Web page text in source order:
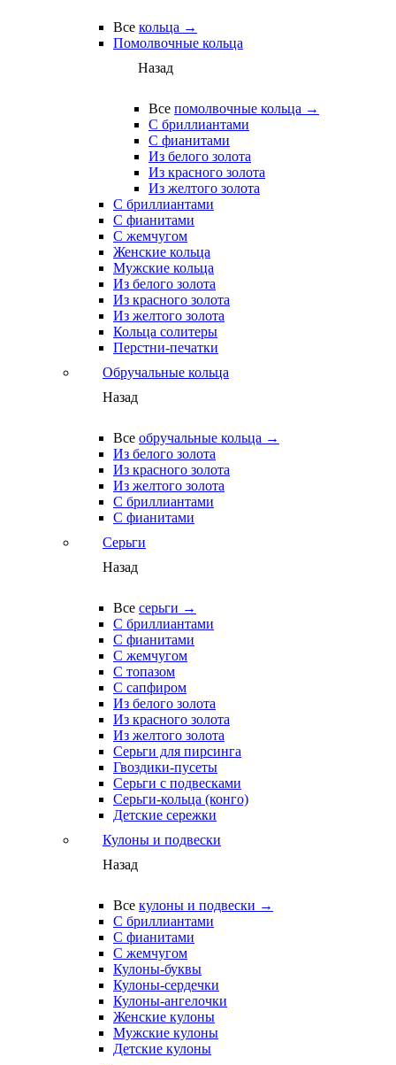
Все кольца →
Помолвочные кольца
Назад
Все помолвочные кольца →
С бриллиантами
С фианитами
Из белого золота
Из красного золота
Из желтого золота
С бриллиантами
С фианитами
С жемчугом
Женские кольца
Мужские кольца
Из белого золота
Из красного золота
Из желтого золота
Кольца солитеры
Перстни-печатки
Обручальные кольца
Назад
Все обручальные кольца →
Из белого золота
Из красного золота
Из желтого золота
С бриллиантами
С фианитами
Серьги
Назад
Все серьги →
С бриллиантами
С фианитами
С жемчугом
С топазом
С сапфиром
Из белого золота
Из красного золота
Из желтого золота
Серьги для пирсинга
Гвоздики-пусеты
Серьги с подвесками
Серьги-кольца (конго)
Детские сережки
Кулоны и подвески
Назад
Все кулоны и подвески →
С бриллиантами
С фианитами
С жемчугом
Кулоны-буквы
Кулоны-сердечки
Кулоны-ангелочки
Женские кулоны
Мужские кулоны
Детские кулоны